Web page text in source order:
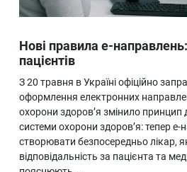
Ukraine
Про нас
Нові правила е-
пацієнтів
З 20 травня в Україні офіційно
оформлення електронних
охорони здоров’я змінило принцип
системи охорони здоров’я: тепер
створювати безпосередньо лікар,
відповідальність за пацієнта та